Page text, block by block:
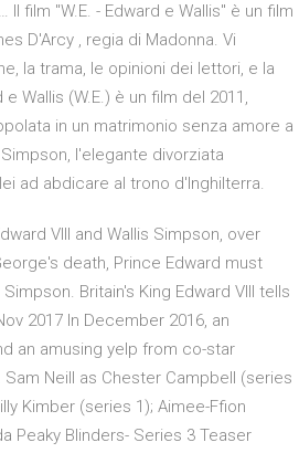
film ''W.E. - Edward e Wallis'' è un film
D'Arcy , regia di Madonna. Vi
la trama, le opinioni dei lettori, e la
Wallis (W.E.) è un film del 2011,
in un matrimonio senza amore a
l'elegante divorziata
ad abdicare al trono d'Inghilterra.
VIII and Wallis Simpson, over
death, Prince Edward must
Britain's King Edward VIII tells
2017 In December 2016, an
an amusing yelp from co-star
Neill as Chester Campbell (series
Kimber (series 1); Aimee-Ffion
Peaky Blinders- Series 3 Teaser